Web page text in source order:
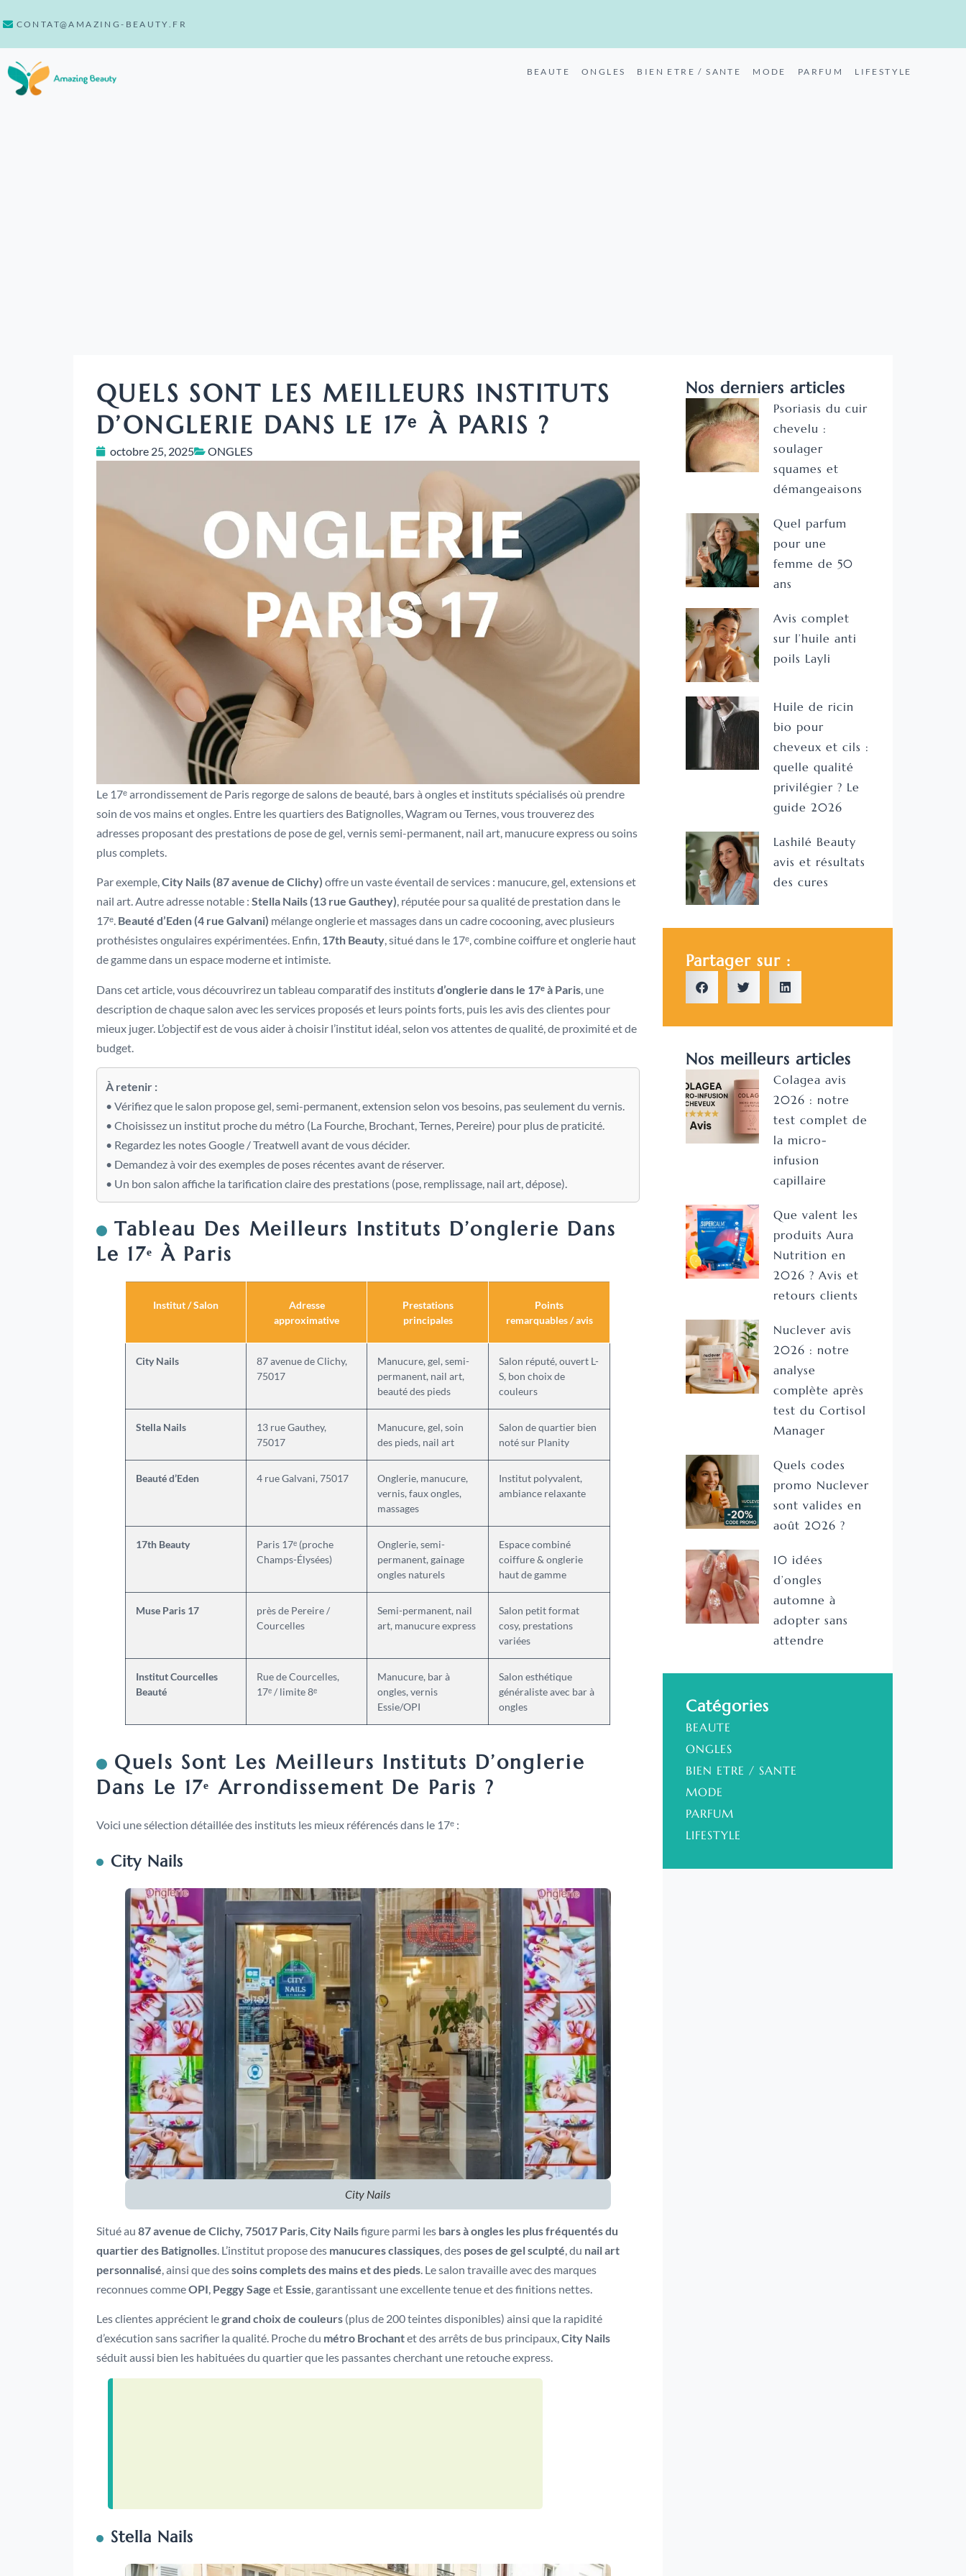
CONTAT@AMAZING-BEAUTY.FR
BEAUTE ONGLES BIEN ETRE / SANTE MODE PARFUM LIFESTYLE
QUELS SONT LES MEILLEURS INSTITUTS
D’ONGLERIE DANS LE 17ᵉ À PARIS ?
octobre 25, 2025 ONGLES
Le 17ᵉ arrondissement de Paris regorge de salons de beauté, bars à ongles et instituts spécialisés où prendre
soin de vos mains et ongles. Entre les quartiers des Batignolles, Wagram ou Ternes, vous trouverez des
adresses proposant des prestations de pose de gel, vernis semi-permanent, nail art, manucure express ou soins
plus complets.
Par exemple,City Nails (87 avenue de Clichy) offre un vaste éventail de services : manucure, gel, extensions et
nail art. Autre adresse notable : Stella Nails (13 rue Gauthey), réputée pour sa qualité de prestation dans le
17ᵉ. Beauté d’Eden (4 rue Galvani) mélange onglerie et massages dans un cadre cocooning, avec plusieurs
prothésistes ongulaires expérimentées. Enfin, 17th Beauty, situé dans le 17ᵉ, combine coiffure et onglerie haut
de gamme dans un espace moderne et intimiste.
Dans cet article, vous découvrirez un tableau comparatif des institutsd’onglerie dans le 17ᵉ à Paris, une
description de chaque salon avec les services proposés et leurs points forts, puis les avis des clientes pour
mieux juger. L’objectif est de vous aider à choisir l’institut idéal, selon vos attentes de qualité, de proximité et de
budget.
À retenir :
• Vérifiez que le salon propose gel, semi-permanent, extension selon vos besoins, pas seulement du vernis.
• Choisissez un institut proche du métro (La Fourche, Brochant, Ternes, Pereire) pour plus de praticité.
• Regardez les notes Google / Treatwell avant de vous décider.
• Demandez à voir des exemples de poses récentes avant de réserver.
• Un bon salon affiche la tarification claire des prestations (pose, remplissage, nail art, dépose).
Tableau Des Meilleurs Instituts D’onglerie Dans
Le 17ᵉ À Paris
Institut / Salon
Adresse
approximative
Prestations
principales
Points
remarquables / avis
City Nails
87 avenue de Clichy,
75017
Manucure, gel, semi-
permanent, nail art,
beauté des pieds
Salon réputé, ouvert L-
S, bon choix de
couleurs
Stella Nails
13 rue Gauthey,
75017
Manucure, gel, soin
des pieds, nail art
Salon de quartier bien
noté sur Planity
Beauté d’Eden 4 rue Galvani, 75017
Onglerie, manucure,
vernis, faux ongles,
massages
Institut polyvalent,
ambiance relaxante
17th Beauty
Paris 17ᵉ (proche
Champs-Élysées)
Onglerie, semi-
permanent, gainage
ongles naturels
Espace combiné
coiffure & onglerie
haut de gamme
Muse Paris 17
près de Pereire /
Courcelles
Semi-permanent, nail
art, manucure express
Salon petit format
cosy, prestations
variées
Institut Courcelles
Beauté
Rue de Courcelles,
17ᵉ / limite 8ᵉ
Manucure, bar à
ongles, vernis
Essie/OPI
Salon esthétique
généraliste avec bar à
ongles
Quels Sont Les Meilleurs Instituts D’onglerie
Dans Le 17ᵉ Arrondissement De Paris ?
Voici une sélection détaillée des instituts les mieux référencés dans le 17ᵉ :
City Nails
City Nails
Situé au 87 avenue de Clichy, 75017 Paris City Nailsfigure parmi les bars à ongles les plus fréquentés du
quartier des Batignolles . L’institut propose des manucures classiques , des poses de gel sculpté , du nail art
personnalisé , ainsi que dessoins complets des mains et des pieds . Le salon travaille avec des marques
reconnues commeOPI Peggy Sage et Essie , garantissant une excellente tenue et des finitions nettes.
Les clientes apprécient legrand choix de couleurs (plus de 200 teintes disponibles) ainsi que la rapidité
d’exécution sans sacrifier la qualité. Proche du métro Brochantet des arrêts de bus principaux,City Nails
séduit aussi bien les habituées du quartier que les passantes cherchant une retouche express.
Stella Nails
Nos derniers articles
Psoriasis du cuir
chevelu :
soulager
squames et
démangeaisons
Quel parfum
pour une
femme de 50
ans
Avis complet
sur l’huile anti
poils Layli
Huile de ricin
bio pour
cheveux et cils :
quelle qualité
privilégier ? Le
guide 2026
Lashilé Beauty
avis et résultats
des cures
Partager sur :
Nos meilleurs articles
Colagea avis
2026 : notre
test complet de
la micro-
infusion
capillaire
Que valent les
produits Aura
Nutrition en
2026 ? Avis et
retours clients
Nuclever avis
2026 : notre
analyse
complète après
test du Cortisol
Manager
Quels codes
promo Nuclever
sont valides en
août 2026 ?
10 idées
d’ongles
automne à
adopter sans
attendre
Catégories
BEAUTE
ONGLES
BIEN ETRE / SANTE
MODE
PARFUM
LIFESTYLE